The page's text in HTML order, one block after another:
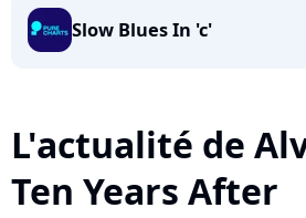
Slow Blues In 'c'
L'actualité de
Ten Years After